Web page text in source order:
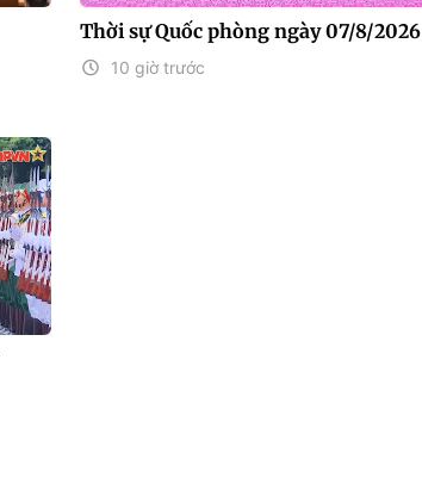
Thời sự Quốc phòng ngày 07/8/2026
10 giờ trước